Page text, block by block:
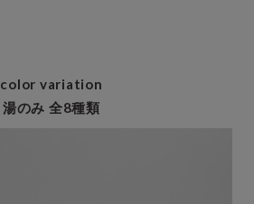
color variation
湯のみ 全8種類